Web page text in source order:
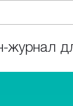
журнал